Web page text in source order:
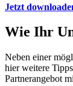
Jetzt
Wie Ihr
Neben einer
hier weitere
Partnerangebot